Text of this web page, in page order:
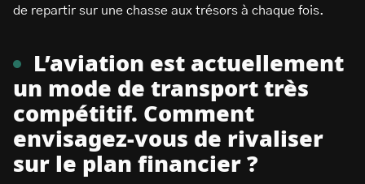
de repartir sur une chasse aux trésors à chaque fois.
L’aviation est actuellement
un mode de transport très
compétitif. Comment
envisagez-vous de rivaliser
sur le plan financier ?